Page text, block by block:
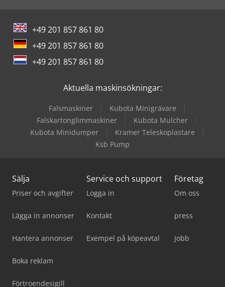
+49 201 857 861 80
+49 201 857 861 80
+49 201 857 861 80
Aktuella maskinsökningar:
Falsmaskiner
Kubota Minigrävare
Falskartonglimmaskiner
Kubota Mulcher
Kubota Minidumper
Kramer Teleskoplastare
Ksb Pump
Sälja
Priser och avgifter
Lägga in annonser
Hantera annonser
Boka reklam
Förtroendesigill
Service och support
Logga in
Kontakt
Exempel på köpeavtal
Företag
Om oss
press
Jobb